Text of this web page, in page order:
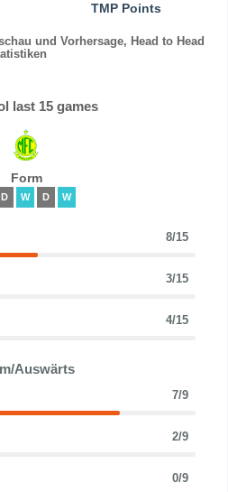
TMP Points
und Vorhersage, Head to Head
last 15 games
Form
D W D W
8/15
3/15
4/15
Auswärts
7/9
2/9
0/9